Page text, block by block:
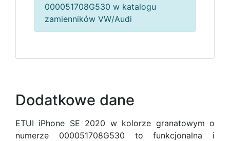
000051708G530 w katalogu
zamienników VW/Audi
Dodatkowe dane
ETUI iPhone SE 2020 w kolorze granatowym o
numerze 000051708G530 to funkcjonalna i